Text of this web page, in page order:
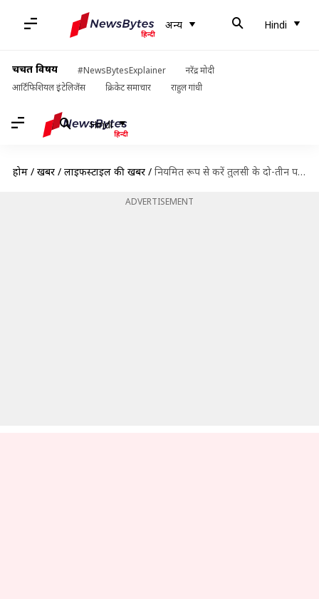
अन्य Hindi
चर्चित विषय #NewsBytesExplainer
नरेंद्र मोदी
आर्टिफिशियल इंटेलिजेंस
क्रिकेट समाचार राहुल गांधी
Hindi
होम / खबरें / लाइफस्टाइल की खबरें / नियमित रूप से करें तुलसी के दो-तीन पत्तों का सेवन, होंगे ये फायदे
ADVERTISEMENT